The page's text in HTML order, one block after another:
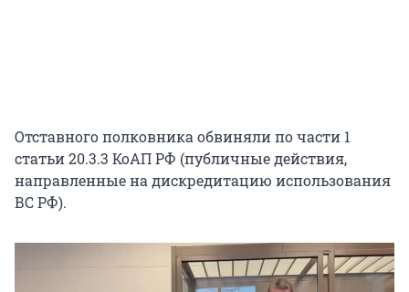
Отставного полковника обвиняли по части 1
статьи 20.3.3 КоАП РФ (публичные действия,
направленные на дискредитацию использования
ВС РФ).